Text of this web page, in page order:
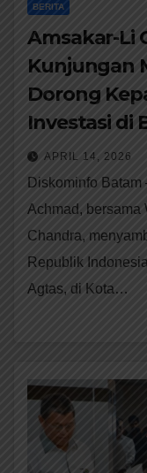
BERITA
Amsakar-Li
Kunjungan
Dorong
Investasi di
APRIL 14, 2026
Diskominfo Batam
Achmad, bersama
Chandra,
Republik
Agtas, di Kota…